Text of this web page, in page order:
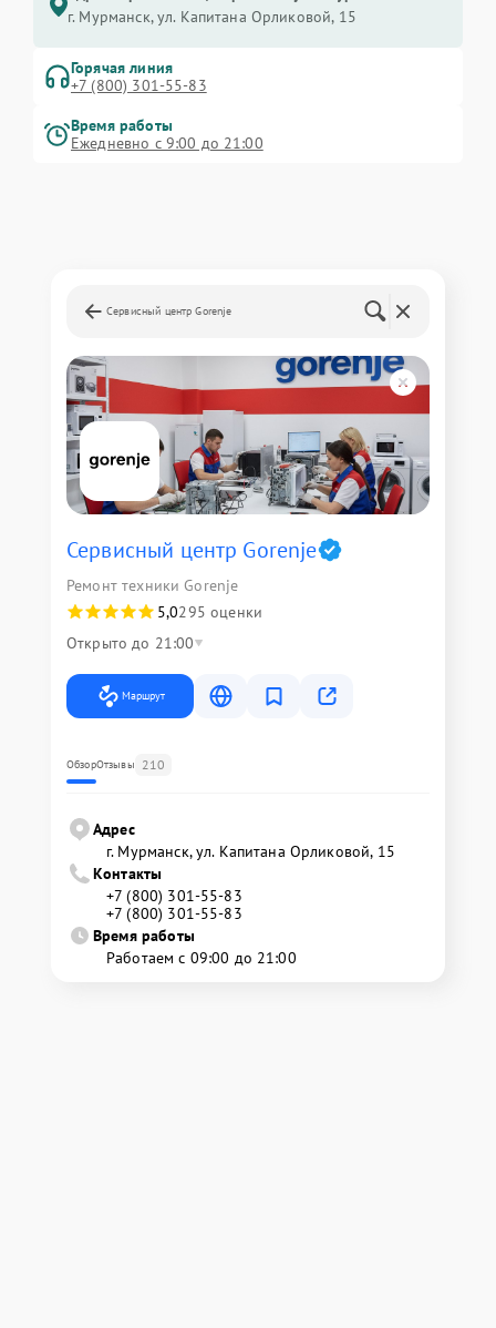
г. Мурманск, ул. Капитана Орликовой, 15
Горячая линия
+7 (800) 301-55-83
Время работы
Ежедневно с 9:00 до 21:00
Сервисный центр Gorenje
Сервисный центр Gorenje
Ремонт техники Gorenje
5,0295 оценки
Открыто до 21:00
Маршрут
ОбзорОтзывы 210
Адрес
г. Мурманск, ул. Капитана Орликовой, 15
Контакты
+7 (800) 301-55-83
+7 (800) 301-55-83
Время работы
Работаем с 09:00 до 21:00